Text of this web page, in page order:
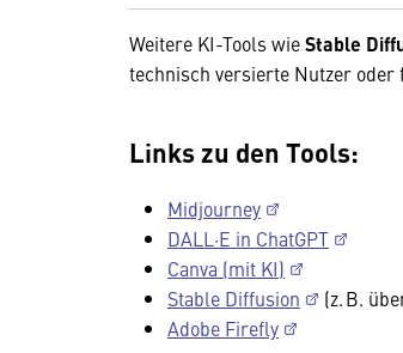
Weitere KI-Tools wieStable
technisch versierte Nutzer
Links zu den Tools:
Midjourney
DALL·E in ChatGPT
Canva (mit KI)
Stable Diffusion
(z. B.
Adobe Firefly